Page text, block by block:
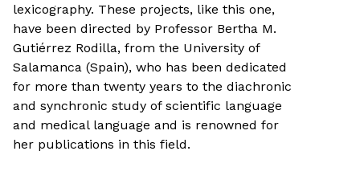
lexicography. These projects, like this one,
have been directed by Professor Bertha M.
Gutiérrez Rodilla, from the University of
Salamanca (Spain), who has been dedicated
for more than twenty years to the diachronic
and synchronic study of scientific language
and medical language and is renowned for
her publications in this field.